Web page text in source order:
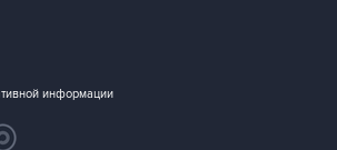
информации